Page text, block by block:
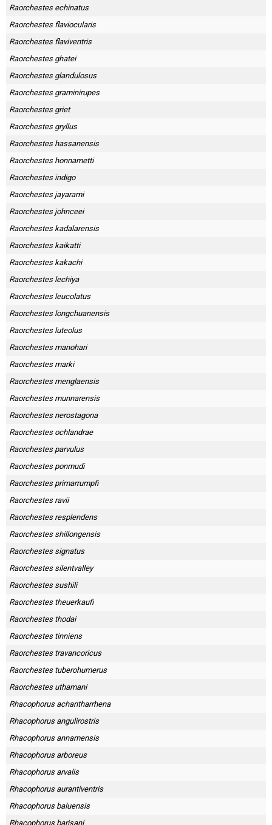
Raorchestes echinatus
Raorchestes flaviocularis
Raorchestes flaviventris
Raorchestes ghatei
Raorchestes glandulosus
Raorchestes graminirupes
Raorchestes griet
Raorchestes gryllus
Raorchestes hassanensis
Raorchestes honnametti
Raorchestes indigo
Raorchestes jayarami
Raorchestes johnceei
Raorchestes kadalarensis
Raorchestes kaikatti
Raorchestes kakachi
Raorchestes lechiya
Raorchestes leucolatus
Raorchestes longchuanensis
Raorchestes luteolus
Raorchestes manohari
Raorchestes marki
Raorchestes menglaensis
Raorchestes munnarensis
Raorchestes nerostagona
Raorchestes ochlandrae
Raorchestes parvulus
Raorchestes ponmudi
Raorchestes primarrumpfi
Raorchestes ravii
Raorchestes resplendens
Raorchestes shillongensis
Raorchestes signatus
Raorchestes silentvalley
Raorchestes sushili
Raorchestes theuerkaufi
Raorchestes thodai
Raorchestes tinniens
Raorchestes travancoricus
Raorchestes tuberohumerus
Raorchestes uthamani
Rhacophorus achantharrhena
Rhacophorus angulirostris
Rhacophorus annamensis
Rhacophorus arboreus
Rhacophorus arvalis
Rhacophorus aurantiventris
Rhacophorus baluensis
Rhacophorus barisani